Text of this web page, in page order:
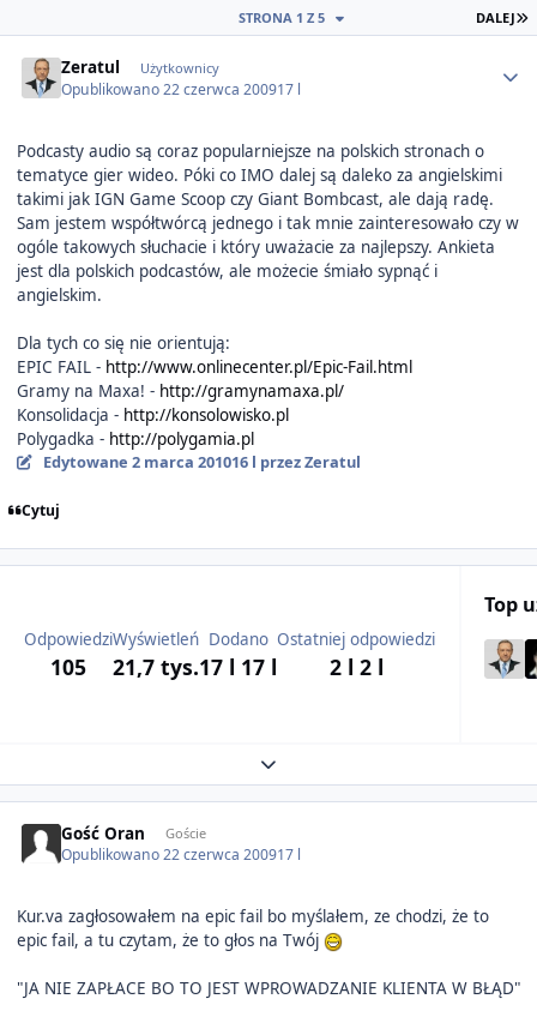
DALEJ
STRONA 1 Z 5
Zeratul Użytkownicy
Opublikowano22 czerwca 200917 l
Podcasty audio są coraz popularniejsze na polskich stronach o
tematyce gier wideo. Póki co IMO dalej są daleko za angielskimi
takimi jak IGN Game Scoop czy Giant Bombcast, ale dają radę.
Sam jestem współtwórcą jednego i tak mnie zainteresowało czy w
ogóle takowych słuchacie i który uważacie za najlepszy. Ankieta
jest dla polskich podcastów, ale możecie śmiało sypnąć i
angielskim.
Dla tych co się nie orientują:
EPIC FAIL - http://www.onlinecenter.pl/Epic-Fail.html
Gramy na Maxa! - http://gramynamaxa.pl/
Konsolidacja - http://konsolowisko.pl
Polygadka - http://polygamia.pl
Edytowane 2 marca 201016 l przez Zeratul
Cytuj
Odpowiedzi
105
Wyświetleń
21,7 tys.
Dodano
17 l 17 l
Ostatniej odpowiedzi
2 l 2 l
Top
Expand topic overview
Gość Oran Goście
Opublikowano22 czerwca 200917 l
Kur.va zagłosowałem na epic fail bo myślałem, ze chodzi, że to
epic fail, a tu czytam, że to głos na Twój
"JA NIE ZAPŁACE BO TO JEST WPROWADZANIE KLIENTA W BŁĄD"